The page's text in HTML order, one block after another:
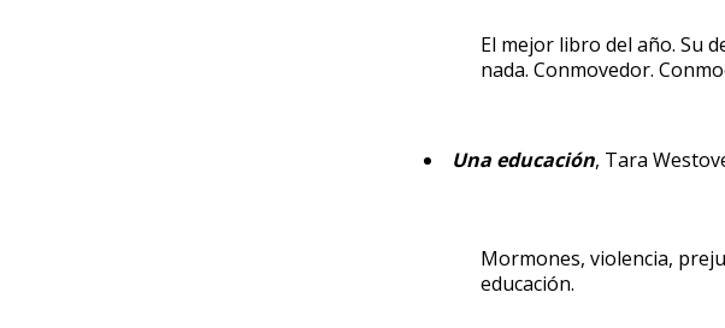
El mejor libro del año. Su
nada. Conmovedor.
Una educación, Tara
Mormones, violencia,
educación.